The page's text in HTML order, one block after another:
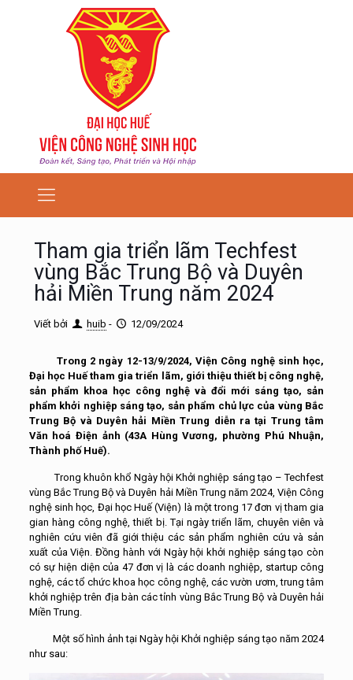
Tham gia triển lãm Techfest
vùng Bắc Trung Bộ và Duyên
hải Miền Trung năm 2024
Viết bởi huib - 12/09/2024
Trong 2 ngày 12-13/9/2024, Viện Công nghệ sinh học,
Đại học Huế tham giatriển lãm, giới thiệu thiết bị công nghệ,
sản phẩm khoa học công nghệ và đổi mới sáng tạo, sản
phẩm khởi nghiệp sáng tạo, sản phẩm chủ lực của vùng Bắc
Trung Bộ và Duyên hải Miền Trung diễn ra tại Trung tâm
Văn hoá Điện ảnh (43A Hùng Vương, phường Phú Nhuận,
Thành phố Huế).
Trong khuôn khổ Ngày hội Khởi nghiệp sáng tạo – Techfest
vùng Bắc Trung Bộ và Duyên hải Miền Trung năm 2024, Viện Công
nghệ sinh học, Đại học Huế (Viện) là một trong 17 đơn vị tham gia
gian hàng công nghệ, thiết bị. Tại ngày triển lãm, chuyên viên và
nghiên cứu viên đã giới thiệu các sản phẩm nghiên cứu và sản
xuất của Viện. Đồng hành với Ngày hội khởi nghiệp sáng tạo còn
có sự hiện diện của 47 đơn vị là các doanh nghiệp, startup công
nghệ, các tổ chức khoa học công nghệ, các vườn ươm, trung tâm
khởi nghiệp trên địa bàn các tỉnh vùng Bắc Trung Bộ và Duyên hải
Miền Trung.
Một số hình ảnh tại Ngày hội Khởi nghiệp sáng tạo năm 2024
như sau: